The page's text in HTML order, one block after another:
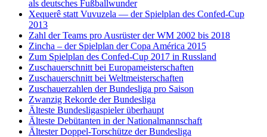
als deutsches Fußballwunder
Xequerê statt Vuvuzela — der Spielplan des Confed-Cup
2013
Zahl der Teams pro Ausrüster der WM 2002 bis 2018
Zincha – der Spielplan der Copa América 2015
Zum Spielplan des Confed-Cup 2017 in Russland
Zuschauerschnitt bei Europameisterschaften
Zuschauerschnitt bei Weltmeisterschaften
Zuschauerzahlen der Bundesliga pro Saison
Zwanzig Rekorde der Bundesliga
Älteste Bundesligaspieler überhaupt
Älteste Debütanten in der Nationalmannschaft
Ältester Doppel-Torschütze der Bundesliga